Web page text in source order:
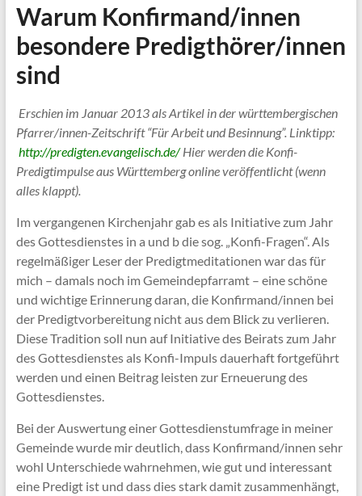
Warum Konfirmand/innen
besondere Predigthörer/innen
sind
Erschien im Januar 2013 als Artikel in der württembergischen
Pfarrer/innen-Zeitschrift “Für Arbeit und Besinnung”. Linktipp:
http://predigten.evangelisch.de/Hier werden die Konfi-
Predigtimpulse aus Württemberg online veröffentlicht (wenn
alles klappt).
Im vergangenen Kirchenjahr gab es als Initiative zum Jahr
des Gottesdienstes in a und b die sog. „Konfi-Fragen“. Als
regelmäßiger Leser der Predigtmeditationen war das für
mich – damals noch im Gemeindepfarramt – eine schöne
und wichtige Erinnerung daran, die Konfirmand/innen bei
der Predigtvorbereitung nicht aus dem Blick zu verlieren.
Diese Tradition soll nun auf Initiative des Beirats zum Jahr
des Gottesdienstes als Konfi-Impuls dauerhaft fortgeführt
werden und einen Beitrag leisten zur Erneuerung des
Gottesdienstes.
Bei der Auswertung einer Gottesdienstumfrage in meiner
Gemeinde wurde mir deutlich, dass Konfirmand/innen sehr
wohl Unterschiede wahrnehmen, wie gut und interessant
eine Predigt ist und dass dies stark damit zusammenhängt,